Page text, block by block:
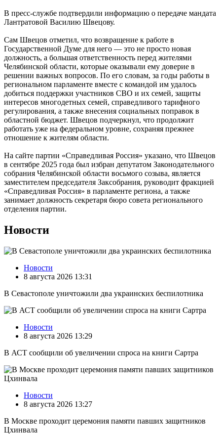
В пресс-службе подтвердили информацию о передаче мандата
Лантратовой Василию Швецову.
Сам Швецов отметил, что возвращение к работе в
Государственной Думе для него — это не просто новая
должность, а большая ответственность перед жителями
Челябинской области, которые оказывали ему доверие в
решении важных вопросов. По его словам, за годы работы в
региональном парламенте вместе с командой им удалось
добиться поддержки участников СВО и их семей, защиты
интересов многодетных семей, справедливого тарифного
регулирования, а также внесения социальных поправок в
областной бюджет. Швецов подчеркнул, что продолжит
работать уже на федеральном уровне, сохраняя прежнее
отношение к жителям области.
На сайте партии «Справедливая Россия» указано, что Швецов
в сентябре 2025 года был избран депутатом Законодательного
собрания Челябинской области восьмого созыва, является
заместителем председателя Заксобрания, руководит фракцией
«Справедливая Россия» в парламенте региона, а также
занимает должность секретаря бюро совета регионального
отделения партии.
Новости
Новости
8 августа 2026 13:31
В Севастополе уничтожили два украинских беспилотника
Новости
8 августа 2026 13:29
В АСТ сообщили об увеличении спроса на книги Сартра
Новости
8 августа 2026 13:27
В Москве проходит церемония памяти павших защитников
Цхинвала